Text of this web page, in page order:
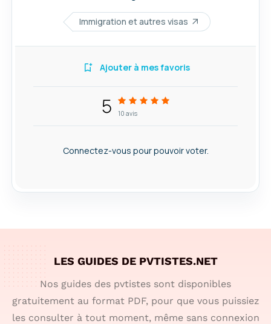
Immigration et autres visas
Ajouter à mes favoris
5 10 avis
Connectez-vous pour pouvoir voter.
LES GUIDES DE PVTISTES.NET
Nos guides des pvtistes sont disponibles
gratuitement au format PDF, pour que vous puissiez
les consulter à tout moment, même sans connexion